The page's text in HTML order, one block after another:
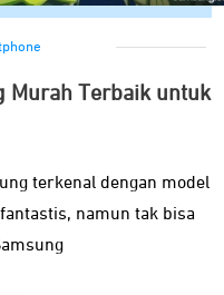
Murah Terbaik untuk
terkenal dengan model
namun tak bisa